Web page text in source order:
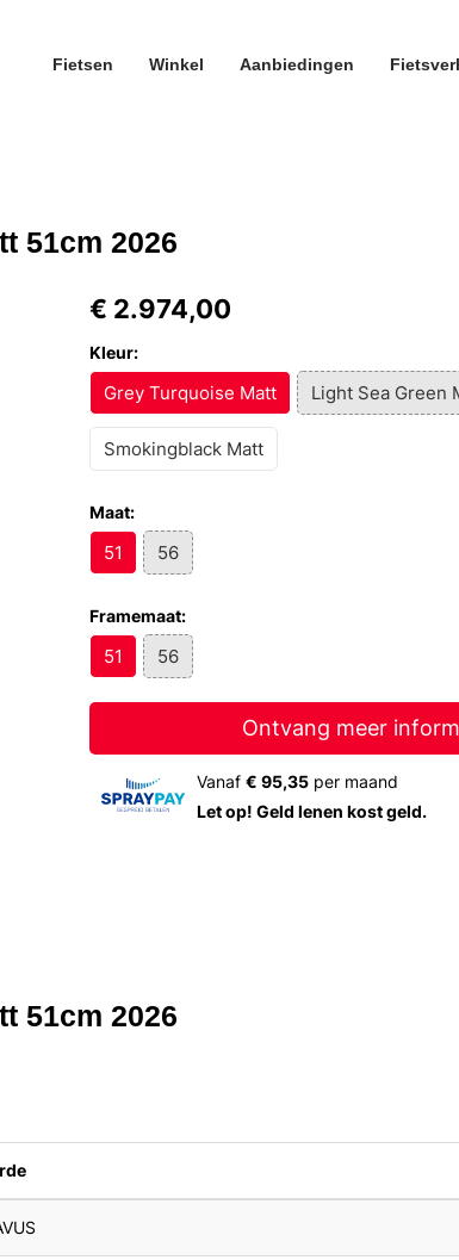
Fietsen Winkel Aanbiedingen
51cm 2026
€ 2.974,00
Kleur:
Grey Turquoise Matt Light Sea Green
Smokingblack Matt
Maat:
51 56
Framemaat:
51 56
Ontvang meer
Vanaf € 95,35 per maand
Let op! Geld lenen kost geld.
51cm 2026